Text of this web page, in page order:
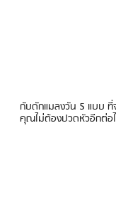
กับดักแมลงวัน 5 แบบ ที่
คุณไม่ต้องปวดหัวอีกต่อ